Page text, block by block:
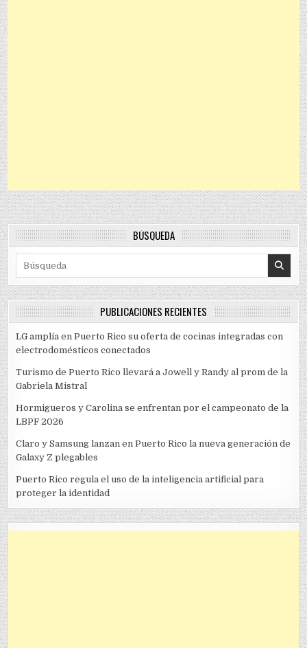
BÚSQUEDA
Search for:
PUBLICACIONES RECIENTES
LG amplía en Puerto Rico su oferta de cocinas integradas con
electrodomésticos conectados
Turismo de Puerto Rico llevará a Jowell y Randy al prom de la
Gabriela Mistral
Hormigueros y Carolina se enfrentan por el campeonato de la
LBPF 2026
Claro y Samsung lanzan en Puerto Rico la nueva generación de
Galaxy Z plegables
Puerto Rico regula el uso de la inteligencia artificial para
proteger la identidad